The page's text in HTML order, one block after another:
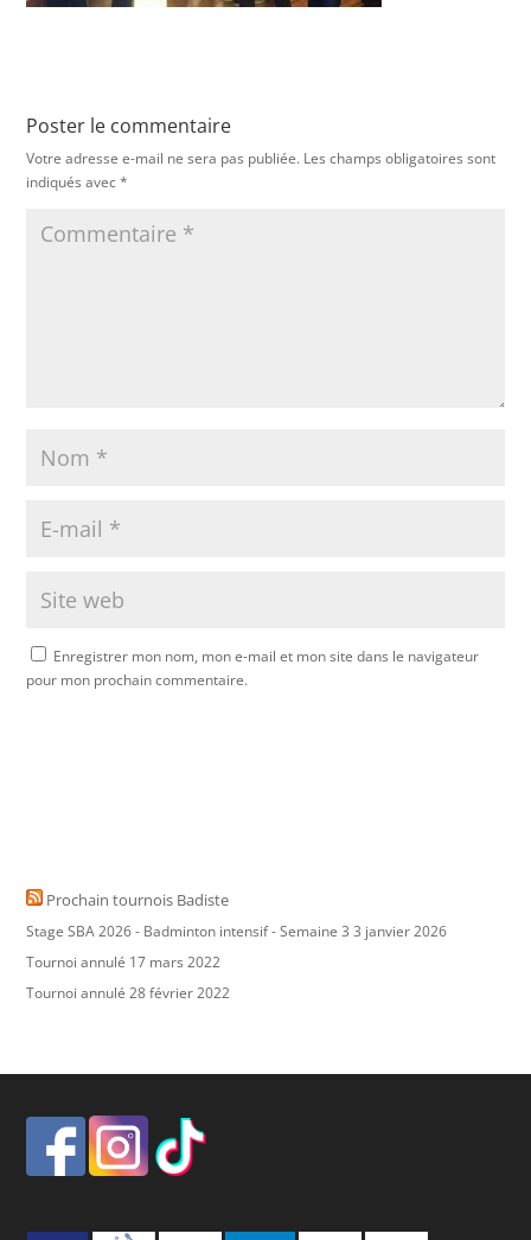
Poster le commentaire
Votre adresse e-mail ne sera pas publiée. Les champs obligatoires sont
indiqués avec*
Enregistrer mon nom, mon e-mail et mon site dans le navigateur
pour mon prochain commentaire.
Prochain tournois Badiste
Stage SBA 2026 - Badminton intensif - Semaine 3 3 janvier 2026
Tournoi annulé 17 mars 2022
Tournoi annulé 28 février 2022